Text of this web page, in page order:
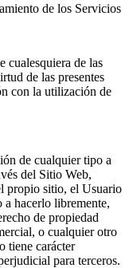
de los Servicios
cualesquiera de las
de las presentes
con la utilización de
de cualquier tipo a
del Sitio Web,
propio sitio, el Usuario
a hacerlo libremente,
de propiedad
o cualquier otro
tiene carácter
para terceros.